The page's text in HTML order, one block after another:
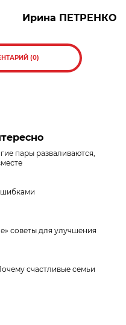
Ирина ПЕТРЕНКО
(0)
пары разваливаются,
советы для улучшения
счастливые семьи